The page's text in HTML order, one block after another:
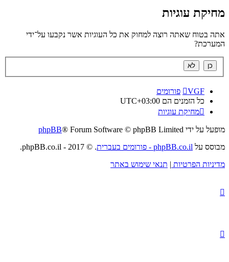
מחיקת עוגיות
אתה בטוח שאתה רוצה למחוק את כל העוגיות אשר נקבעו על־ידי
המערכת?
VGF
פורומים
כל הזמנים הם UTC+03:00
מחיקת עוגיות
מופעל על ידי phpBB® Forum Software © phpBB Limited
מבוסס על phpBB.co.il - פורומים בעברית
. © 2017 - phpBB.co.il.
מדיניות הפרטיות | תנאי שימוש באתר